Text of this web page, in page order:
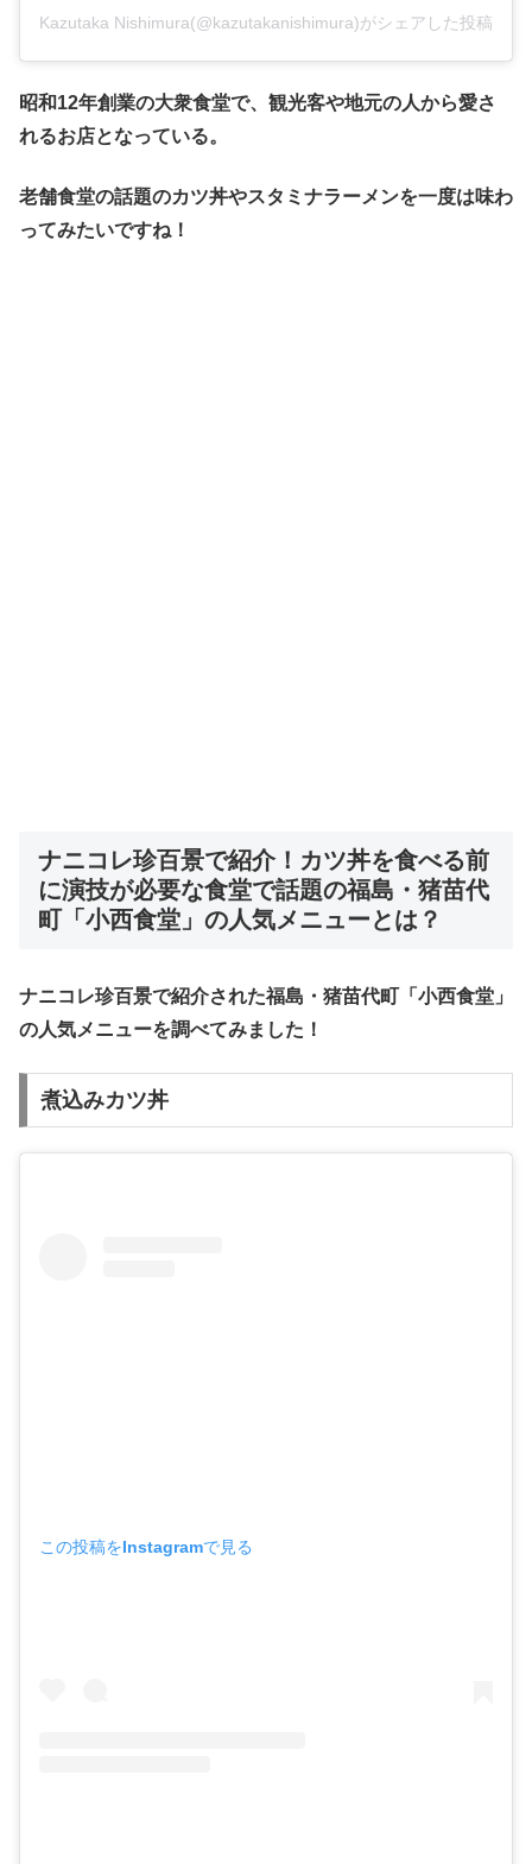
Kazutaka Nishimura(@kazutakanishimura)がシェアした投稿
昭和12年創業の大衆食堂で、観光客や地元の人から愛さ
れるお店となっている。
老舗食堂の話題のカツ丼やスタミナラーメンを一度は味わ
ってみたいですね！
ナニコレ珍百景で紹介！カツ丼を食べる前
に演技が必要な食堂で話題の福島・猪苗代
町「小西食堂」の人気メニューとは？
ナニコレ珍百景で紹介された福島・猪苗代町「小西食堂」
の人気メニューを調べてみました！
煮込みカツ丼
この投稿をInstagramで見る